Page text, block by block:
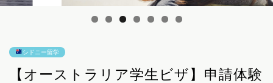
シドニー留学
【オーストラリア学生ビザ】申請体験